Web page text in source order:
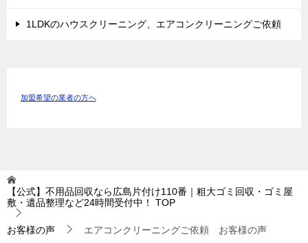
1LDKのハウスクリーニング、エアコンクリーニングご依頼
加盟希望の業者の方へ
【公式】不用品回収なら広島片付け110番｜粗大ゴミ回収・ゴミ屋
敷・遺品整理など24時間受付中！
TOP
お客様の声 エアコンクリーニングご依頼 お客様の声